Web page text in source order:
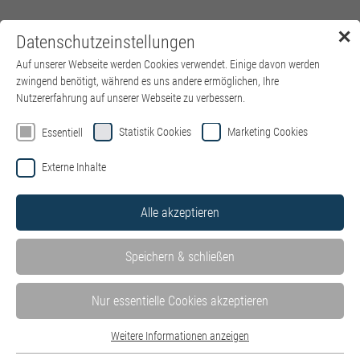
Menü
✕
Datenschutzeinstellungen
Auf unserer Webseite werden Cookies verwendet. Einige davon werden
zwingend benötigt, während es uns andere ermöglichen, Ihre
Nutzererfahrung auf unserer Webseite zu verbessern.
Essentiell Statistik Cookies Marketing Cookies
Externe Inhalte
Alle akzeptieren
Speichern & schließen
Nur essentielle Cookies akzeptieren
Weitere Informationen anzeigen